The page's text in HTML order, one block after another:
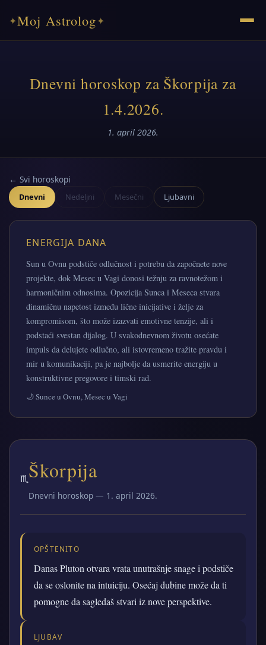
✦Moj Astrolog✦
Dnevni horoskop za Škorpija za
1.4.2026.
1. april 2026.
← Svi horoskopi
Dnevni Nedeljni Mesečni Ljubavni
ENERGIJA DANA
Sun u Ovnu podstiče odlučnost i potrebu da započnete nove
projekte, dok Mesec u Vagi donosi težnju za ravnotežom i
harmoničnim odnosima. Opozicija Sunca i Meseca stvara
dinamičnu napetost između lične inicijative i želje za
kompromisom, što može izazvati emotivne tenzije, ali i
podstaći svestan dijalog. U svakodnevnom životu osećate
impuls da delujete odlučno, ali istovremeno tražite pravdu i
mir u komunikaciji, pa je najbolje da usmerite energiju u
konstruktivne pregovore i timski rad.
🌙 Sunce u Ovnu, Mesec u Vagi
♏ Škorpija
Dnevni horoskop — 1. april 2026.
OPŠTENITO
Danas Pluton otvara vrata unutrašnje snage i podstiče
da se oslonite na intuiciju. Osećaj dubine može da ti
pomogne da sagledaš stvari iz nove perspektive.
LJUBAV